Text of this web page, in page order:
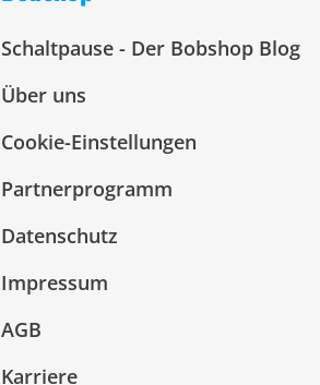
Schaltpause - Der Bobshop Blog
Über uns
Cookie-Einstellungen
Partnerprogramm
Datenschutz
Impressum
AGB
Karriere